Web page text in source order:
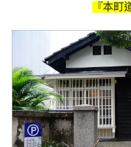
『本町